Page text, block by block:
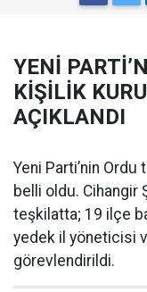
YENİ
KİŞİLİK
AÇIKLANDI
Yeni Parti’nin Ordu
belli oldu. Cihangir
teşkilatta; 19 ilçe
yedek il yöneticisi
görevlendirildi.